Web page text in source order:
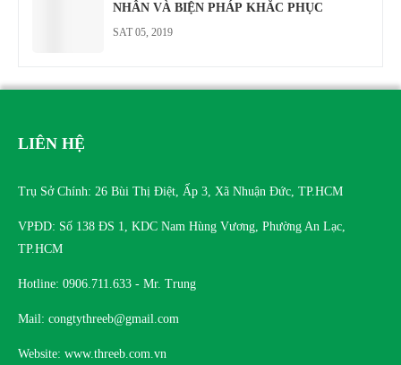
NHÂN VÀ BIỆN PHÁP KHẮC PHỤC
SAT 05, 2019
LIÊN HỆ
Trụ Sở Chính: 26 Bùi Thị Điệt, Ấp 3, Xã Nhuận Đức, TP.HCM
VPĐD: Số 138 ĐS 1, KDC Nam Hùng Vương, Phường An Lạc,
TP.HCM
Hotline: 0906.711.633 - Mr. Trung
Mail: congtythreeb@gmail.com
Website: www.threeb.com.vn